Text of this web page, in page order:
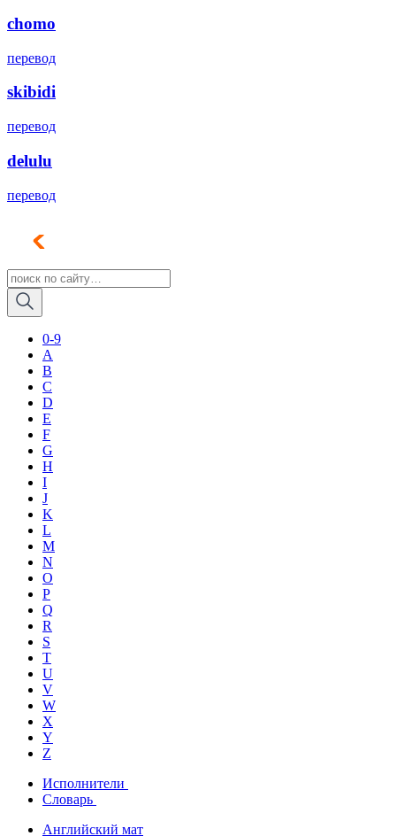
chomo
перевод
skibidi
перевод
delulu
перевод
0-9
A
B
C
D
E
F
G
H
I
J
K
L
M
N
O
P
Q
R
S
T
U
V
W
X
Y
Z
Исполнители
Словарь
Английский мат